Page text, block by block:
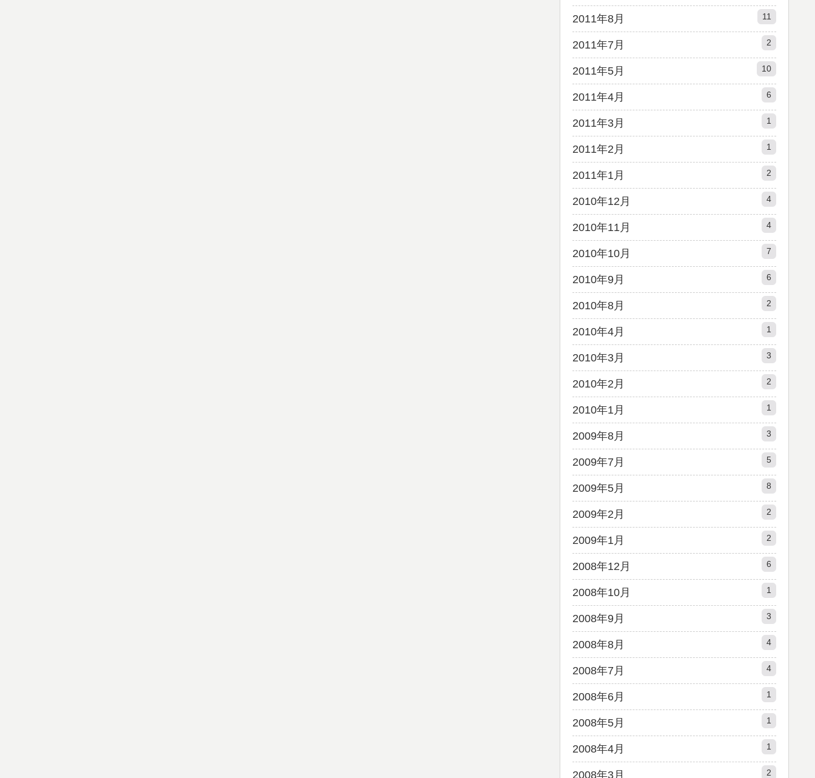
2011年8月 11
2011年7月 2
2011年5月 10
2011年4月 6
2011年3月 1
2011年2月 1
2011年1月 2
2010年12月 4
2010年11月 4
2010年10月 7
2010年9月 6
2010年8月 2
2010年4月 1
2010年3月 3
2010年2月 2
2010年1月 1
2009年8月 3
2009年7月 5
2009年5月 8
2009年2月 2
2009年1月 2
2008年12月 6
2008年10月 1
2008年9月 3
2008年8月 4
2008年7月 4
2008年6月 1
2008年5月 1
2008年4月 1
2008年3月 2